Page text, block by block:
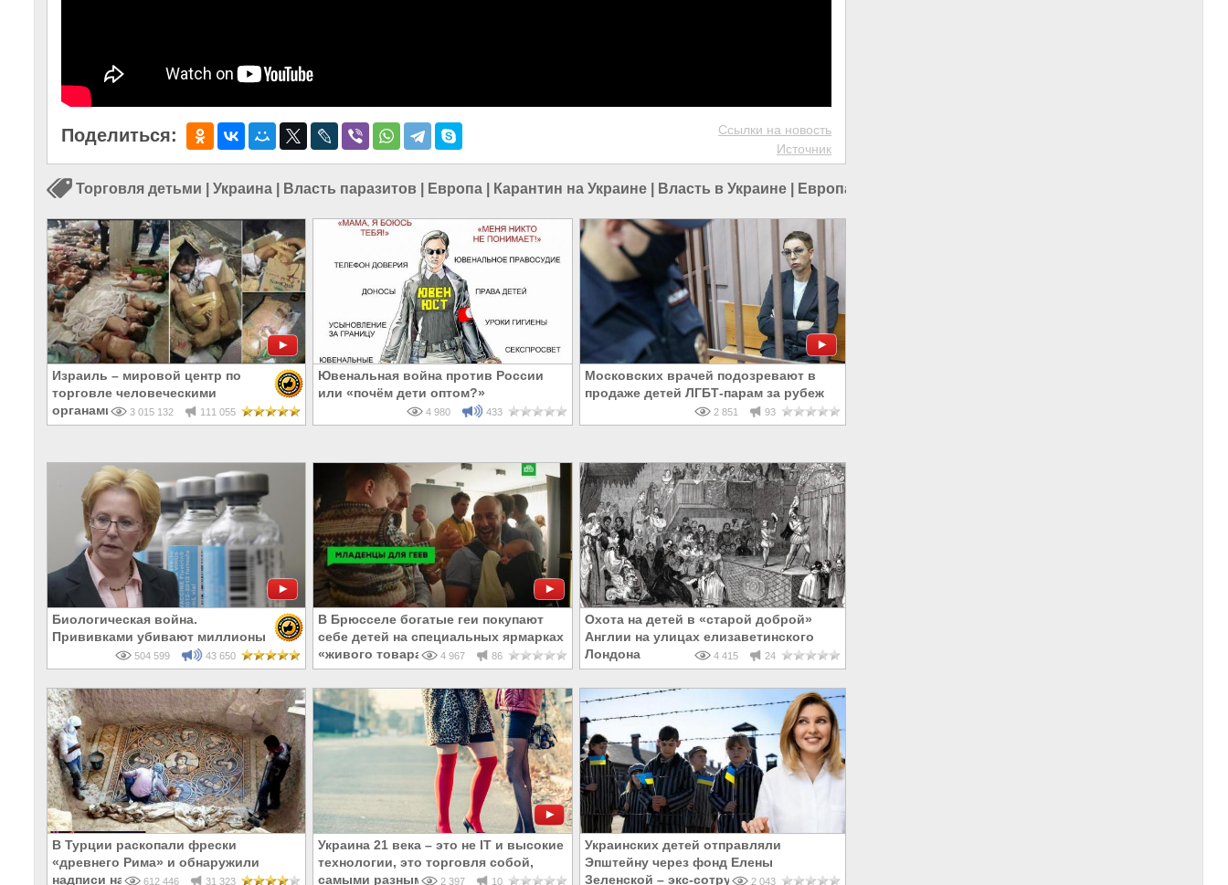
Поделиться:
Ссылки на новость
Источник
Торговля детьми Украина Власть паразитов Европа Карантин на Украине Власть в Украине Европа и Украина
Израиль – мировой центр по
торговле человеческими
органами
3 015 132 111 055
Ювенальная война против России
или «почём дети оптом?»
4 980 433
Московских врачей подозревают в
продаже детей ЛГБТ-парам за рубеж
2 851 93
Биологическая война.
Прививками убивают миллионы
504 599 43 650
В Брюсселе богатые геи покупают
себе детей на специальных ярмарках
«живого товара»
4 967 86
Охота на детей в «старой доброй»
Англии на улицах елизаветинского
Лондона
4 415 24
В Турции раскопали фрески
«древнего Рима» и обнаружили
надписи на Русском!
612 446 31 323
Украина 21 века – это не IT и высокие
технологии, это торговля собой,
самыми разными способами
2 397 10
Украинских детей отправляли
Эпштейну через фонд Елены
Зеленской – экс-сотрудник СБУ
2 043